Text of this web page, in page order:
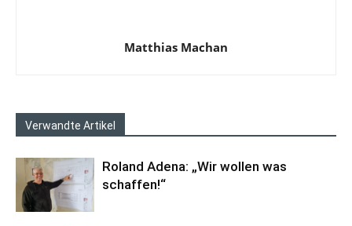
Matthias Machan
Verwandte Artikel
Roland Adena: „Wir wollen was
schaffen!“